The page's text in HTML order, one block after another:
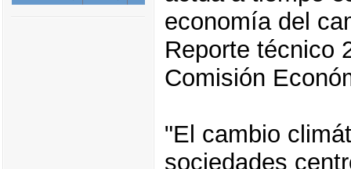
economía del
Reporte técnico
Comisión
"El cambio
sociedades